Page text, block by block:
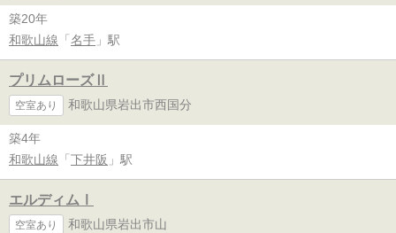
築20年
和歌山線 「 名手 」駅
プリムローズⅡ
空室あり 和歌山県岩出市西国分
築4年
和歌山線 「 下井阪 」駅
エルディムⅠ
空室あり 和歌山県岩出市山